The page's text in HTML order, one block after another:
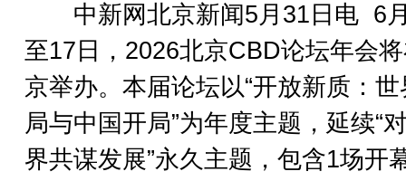
中新网北京新闻5月31日电 6
至17日，2026北京CBD论坛年会
京举办。本届论坛以“开放新质：
局与中国开局”为年度主题，延续“
界共谋发展”永久主题，包含1场开